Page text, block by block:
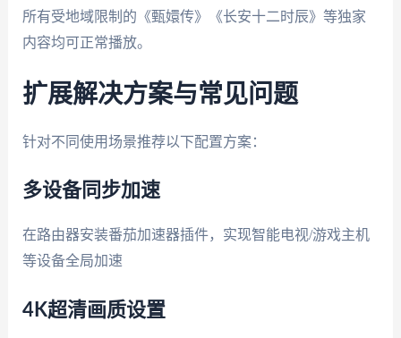
所有受地域限制的《甄嬛传》《长安十二时辰》等独家
内容均可正常播放。
扩展解决方案与常见问题
针对不同使用场景推荐以下配置方案：
多设备同步加速
在路由器安装番茄加速器插件，实现智能电视/游戏主机
等设备全局加速
4K超清画质设置